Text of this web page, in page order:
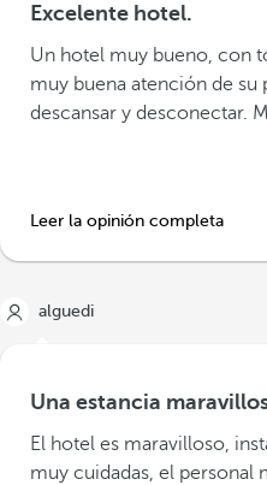
Excelente hotel.
Un hotel muy bueno, con
muy buena atención de su
descansar y desconectar.
Leer la opinión completa
alguedi
Una estancia
El hotel es maravilloso,
muy cuidadas, el personal